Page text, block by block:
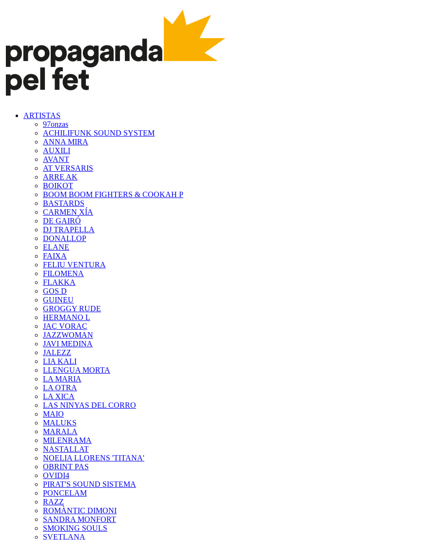
ARTISTAS
97onzas
ACHILIFUNK SOUND SYSTEM
ANNA MIRA
AUXILI
AVANT
AT VERSARIS
ARRE AK
BOIKOT
BOOM BOOM FIGHTERS & COOKAH P
BASTARDS
CARMEN XÍA
DE GAIRÓ
DJ TRAPELLA
DONALLOP
ELANE
FAIXA
FELIU VENTURA
FILOMENA
FLAKKA
GOS D
GUINEU
GROGGY RUDE
HERMANO L
JAÇ VORAÇ
JAZZWOMAN
JAVI MEDINA
JALEZZ
LIA KALI
LLENGUA MORTA
LA MARIA
LA OTRA
LA XICA
LAS NINYAS DEL CORRO
MAIO
MALUKS
MARALA
MILENRAMA
NASTALLAT
NOELIA LLORENS 'TITANA'
OBRINT PAS
OVIDI4
PIRAT'S SOUND SISTEMA
PONCELAM
RAZZ
ROMÀNTIC DIMONI
SANDRA MONFORT
SMOKING SOULS
SVETLANA